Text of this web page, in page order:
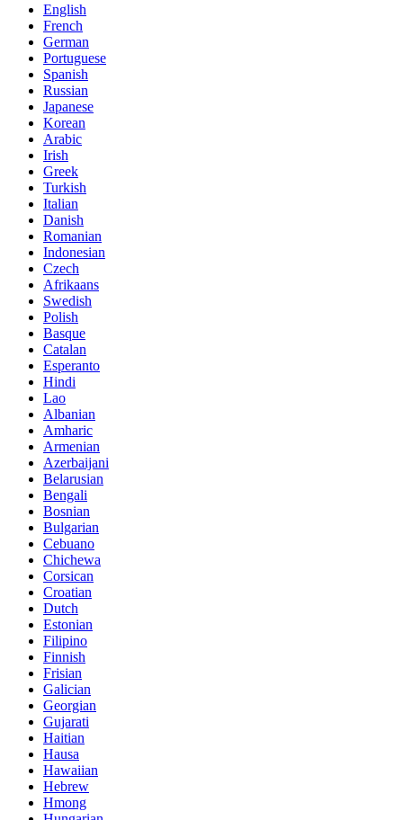
English
French
German
Portuguese
Spanish
Russian
Japanese
Korean
Arabic
Irish
Greek
Turkish
Italian
Danish
Romanian
Indonesian
Czech
Afrikaans
Swedish
Polish
Basque
Catalan
Esperanto
Hindi
Lao
Albanian
Amharic
Armenian
Azerbaijani
Belarusian
Bengali
Bosnian
Bulgarian
Cebuano
Chichewa
Corsican
Croatian
Dutch
Estonian
Filipino
Finnish
Frisian
Galician
Georgian
Gujarati
Haitian
Hausa
Hawaiian
Hebrew
Hmong